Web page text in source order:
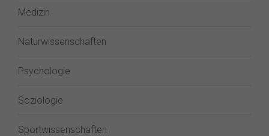
Medizin
Naturwissenschaften
Psychologie
Soziologie
Sportwissenschaften